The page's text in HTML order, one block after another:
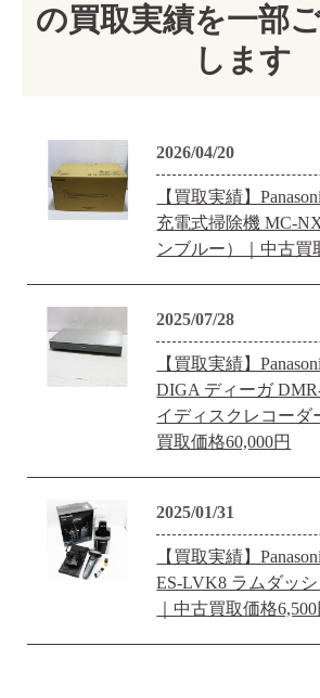
の買取実績を一部
します
2026/04/20
【買取実績】
充電式掃除機 MC-
ンブルー）｜中古買
2025/07/28
【買取実績】
DIGA ディーガ
イディスクレコーダ
買取価格60,000円
2025/01/31
【買取実績】
ES-LVK8 ラムダッ
｜中古買取価格6,500